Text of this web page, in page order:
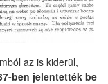
az is kiderül,
ben jelentették be